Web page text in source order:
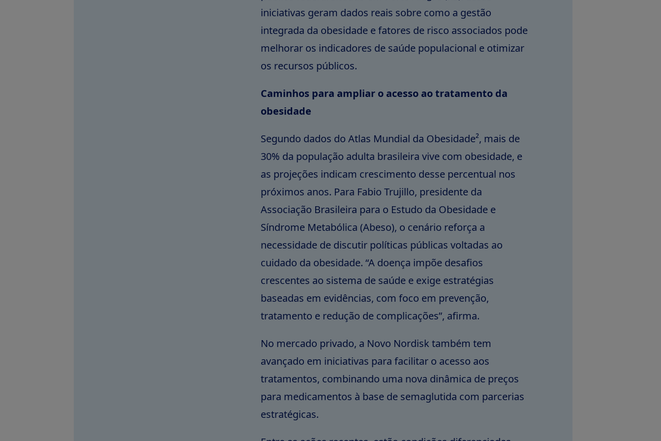
iniciativas geram dados reais sobre como a gestão
integrada da obesidade e fatores de risco associados pode
melhorar os indicadores de saúde populacional e otimizar
os recursos públicos.
Caminhos para ampliar o acesso ao tratamento da
obesidade
Segundo dados do Atlas Mundial da Obesidade², mais de
30% da população adulta brasileira vive com obesidade, e
as projeções indicam crescimento desse percentual nos
próximos anos. Para Fabio Trujillo, presidente da
Associação Brasileira para o Estudo da Obesidade e
Síndrome Metabólica (Abeso), o cenário reforça a
necessidade de discutir políticas públicas voltadas ao
cuidado da obesidade. “A doença impõe desafios
crescentes ao sistema de saúde e exige estratégias
baseadas em evidências, com foco em prevenção,
tratamento e redução de complicações”, afirma.
No mercado privado, a Novo Nordisk também tem
avançado em iniciativas para facilitar o acesso aos
tratamentos, combinando uma nova dinâmica de preços
para medicamentos à base de semaglutida com parcerias
estratégicas.